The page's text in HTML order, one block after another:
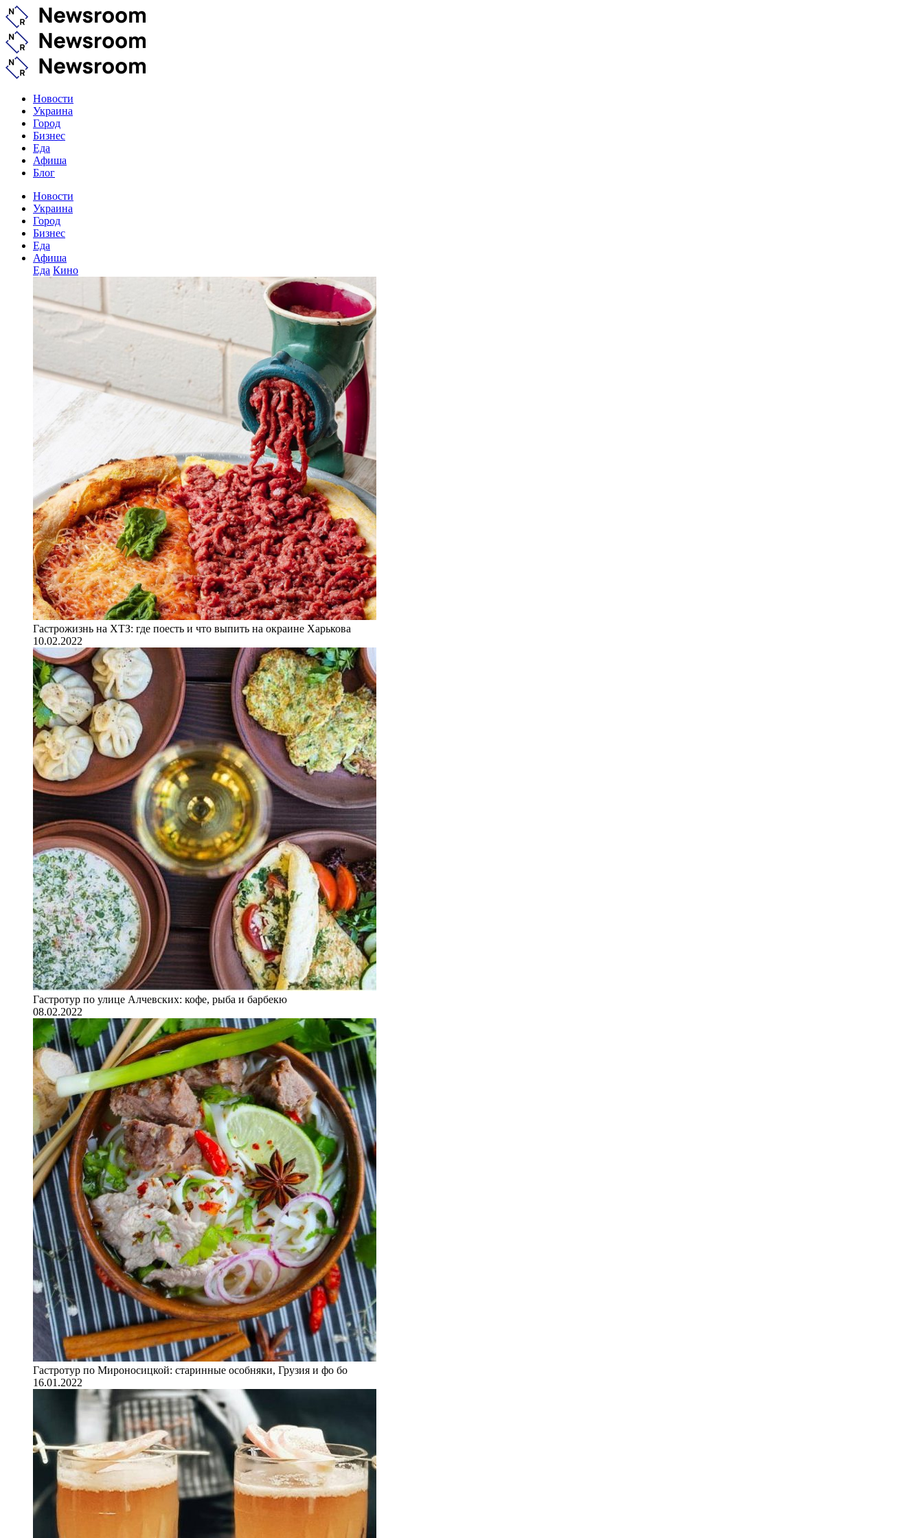
Новости
Украина
Город
Бизнес
Еда
Афиша
Блог
Новости
Украина
Город
Бизнес
Еда
Афиша
Еда Кино
Гастрожизнь на ХТЗ: где поесть и что выпить на окраине Харькова
10.02.2022
Гастротур по улице Алчевских: кофе, рыба и барбекю
08.02.2022
Гастротур по Мироносицкой: старинные особняки, Грузия и фо бо
16.01.2022